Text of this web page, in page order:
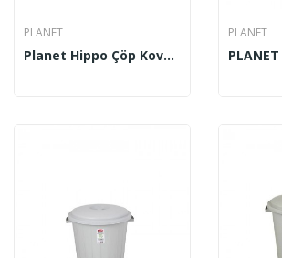
PLANET
Planet Hippo Çöp Kovası Gri 70 Lt
PLANET